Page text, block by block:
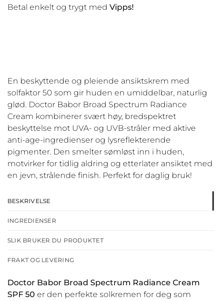
Betal enkelt og trygt med Vipps!
En beskyttende og pleiende ansiktskrem med
solfaktor 50 som gir huden en umiddelbar, naturlig
glød. Doctor Babor Broad Spectrum Radiance
Cream kombinerer svært høy, bredspektret
beskyttelse mot UVA- og UVB-stråler med aktive
anti-age-ingredienser og lysreflekterende
pigmenter. Den smelter sømløst inn i huden,
motvirker for tidlig aldring og etterlater ansiktet med
en jevn, strålende finish. Perfekt for daglig bruk!
BESKRIVELSE
INGREDIENSER
SLIK BRUKER DU PRODUKTET
FRAKT OG LEVERING
Doctor Babor Broad Spectrum Radiance Cream
SPF 50 er den perfekte solkremen for deg som